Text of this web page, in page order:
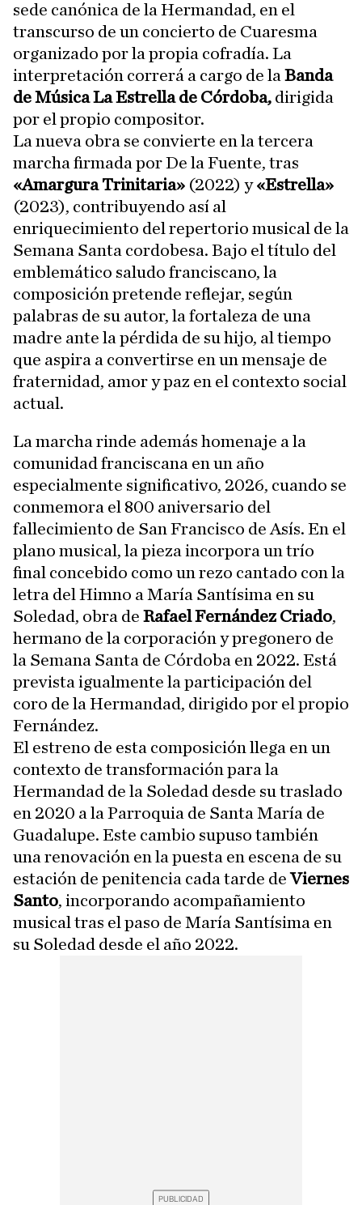
sede canónica de la Hermandad, en el
transcurso de un concierto de Cuaresma
organizado por la propia cofradía. La
interpretación correrá a cargo de la Banda
de Música La Estrella de Córdoba, dirigida
por el propio compositor.
La nueva obra se convierte en la tercera
marcha firmada por De la Fuente, tras
«Amargura Trinitaria» (2022) y«Estrella»
(2023), contribuyendo así al
enriquecimiento del repertorio musical de la
Semana Santa cordobesa. Bajo el título del
emblemático saludo franciscano, la
composición pretende reflejar, según
palabras de su autor, la fortaleza de una
madre ante la pérdida de su hijo, al tiempo
que aspira a convertirse en un mensaje de
fraternidad, amor y paz en el contexto social
actual.
La marcha rinde además homenaje a la
comunidad franciscana en un año
especialmente significativo, 2026, cuando se
conmemora el 800 aniversario del
fallecimiento de San Francisco de Asís. En el
plano musical, la pieza incorpora un trío
final concebido como un rezo cantado con la
letra del Himno a María Santísima en su
Soledad, obra de Rafael Fernández Criado,
hermano de la corporación y pregonero de
la Semana Santa de Córdoba en 2022. Está
prevista igualmente la participación del
coro de la Hermandad, dirigido por el propio
Fernández.
El estreno de esta composición llega en un
contexto de transformación para la
Hermandad de la Soledad desde su traslado
en 2020 a la Parroquia de Santa María de
Guadalupe. Este cambio supuso también
una renovación en la puesta en escena de su
estación de penitencia cada tarde deViernes
Santo, incorporando acompañamiento
musical tras el paso de María Santísima en
su Soledad desde el año 2022.